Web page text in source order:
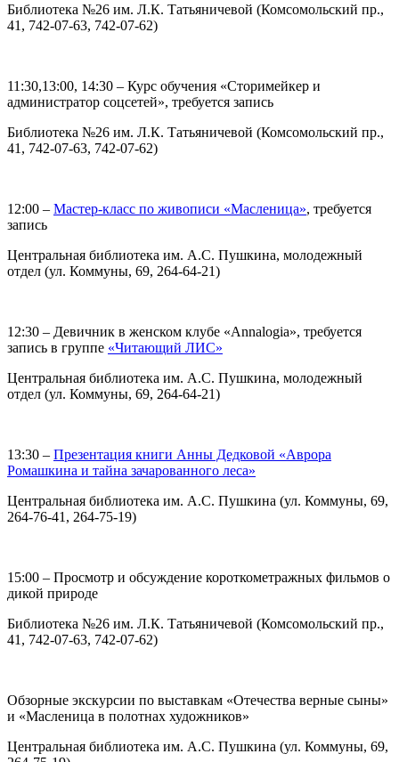
Библиотека №26 им. Л.К. Татьяничевой (Комсомольский пр.,
41, 742-07-63, 742-07-62)
11:30,13:00, 14:30 – Курс обучения «Сторимейкер и
администратор соцсетей», требуется запись
Библиотека №26 им. Л.К. Татьяничевой (Комсомольский пр.,
41, 742-07-63, 742-07-62)
12:00 – Мастер-класс по живописи «Масленица», требуется
запись
Центральная библиотека им. А.С. Пушкина, молодежный
отдел (ул. Коммуны, 69, 264-64-21)
12:30 – Девичник в женском клубе «Annalogia», требуется
запись в группе «Читающий ЛИС»
Центральная библиотека им. А.С. Пушкина, молодежный
отдел (ул. Коммуны, 69, 264-64-21)
13:30 – Презентация книги Анны Дедковой «Аврора
Ромашкина и тайна зачарованного леса»
Центральная библиотека им. А.С. Пушкина (ул. Коммуны, 69,
264-76-41, 264-75-19)
15:00 – Просмотр и обсуждение короткометражных фильмов о
дикой природе
Библиотека №26 им. Л.К. Татьяничевой (Комсомольский пр.,
41, 742-07-63, 742-07-62)
Обзорные экскурсии по выставкам «Отечества верные сыны»
и «Масленица в полотнах художников»
Центральная библиотека им. А.С. Пушкина (ул. Коммуны, 69,